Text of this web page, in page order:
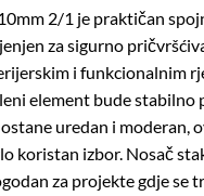
2/1 je praktičan
za sigurno
i funkcionalnim
element bude stabilno
uredan i moderan,
koristan izbor. Nosač
za projekte gdje se